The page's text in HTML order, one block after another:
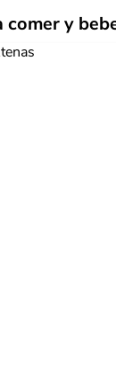
comer y